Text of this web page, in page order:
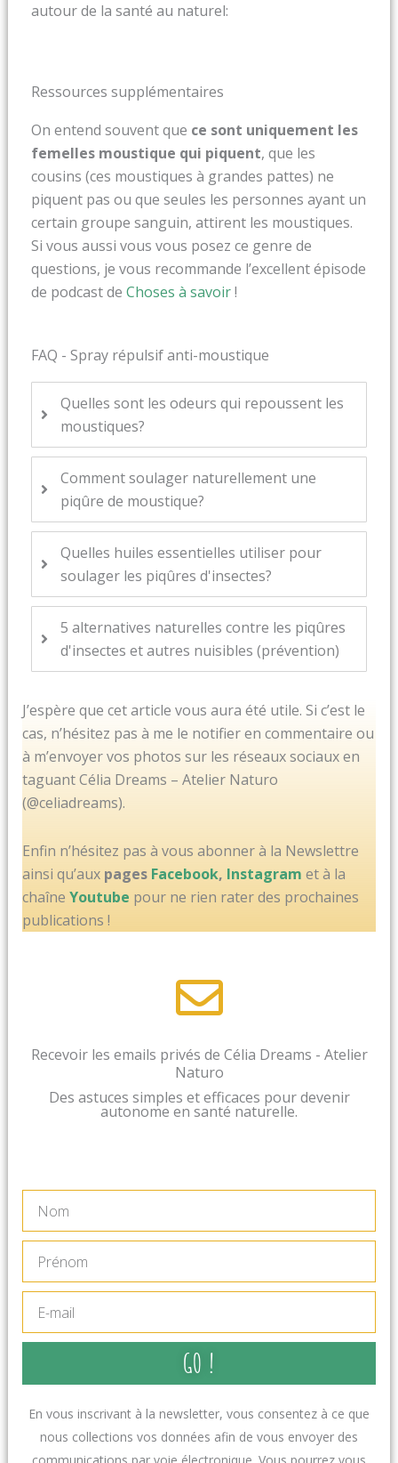
autour de la santé au naturel:
Ressources supplémentaires
On entend souvent que ce sont uniquement les
femelles moustique qui piquent, que les
cousins (ces moustiques à grandes pattes) ne
piquent pas ou que seules les personnes ayant un
certain groupe sanguin, attirent les moustiques.
Si vous aussi vous vous posez ce genre de
questions, je vous recommande l’excellent épisode
de podcast de Choses à savoir!
FAQ - Spray répulsif anti-moustique
Quelles sont les odeurs qui repoussent les
moustiques?
Comment soulager naturellement une
piqûre de moustique?
Quelles huiles essentielles utiliser pour
soulager les piqûres d'insectes?
5 alternatives naturelles contre les piqûres
d'insectes et autres nuisibles (prévention)
J’espère que cet article vous aura été utile. Si c’est le
cas, n’hésitez pas à me le notifier en commentaire ou
à m’envoyer vos photos sur les réseaux sociaux en
taguant Célia Dreams – Atelier Naturo
(@celiadreams).
Enfin n’hésitez pas à vous abonner à la Newslettre
ainsi qu’aux pages Facebook, Instagram et à la
chaîne Youtube pour ne rien rater des prochaines
publications !
Recevoir les emails privés de Célia Dreams - Atelier
Naturo
Des astuces simples et efficaces pour devenir
autonome en santé naturelle.
GO !
En vous inscrivant à la newsletter, vous consentez à ce que
nous collections vos données afin de vous envoyer des